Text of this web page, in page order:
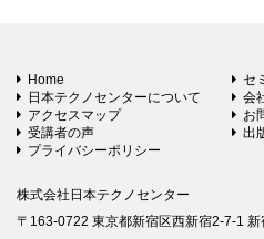
Home
セ
日本テクノセンターについて
会
アクセスマップ
お
受講者の声
出
プライバシーポリシー
株式会社日本テクノセンター
〒163-0722 東京都新宿区西新宿2-7-1